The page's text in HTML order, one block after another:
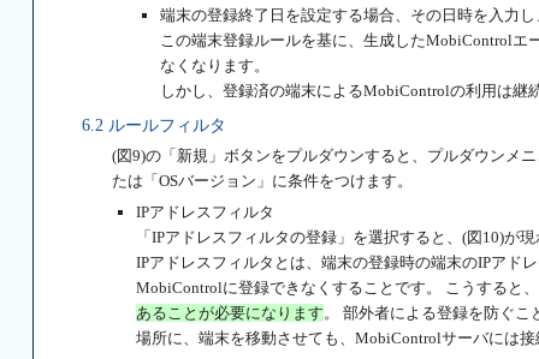
端末の登録終了日を設定する場合、その日時を入力し
この端末登録ルールを基に、生成したMobiControl
なくなります。
しかし、登録済の端末によるMobiControlの利用は継
6.2 ルールフィルタ
(図9)の「新規」ボタンをプルダウンすると、プルダウンメ
たは「OSバージョン」に条件をつけます。
IPアドレスフィルタ
「IPアドレスフィルタの登録」を選択すると、(図10)が
IPアドレスフィルタとは、端末の登録時の端末のIPアド
MobiControlに登録できなくすることです。 こうすると
あることが必要になります。 部外者による登録を防ぐこ
場所に、端末を移動させても、MobiControlサーバには